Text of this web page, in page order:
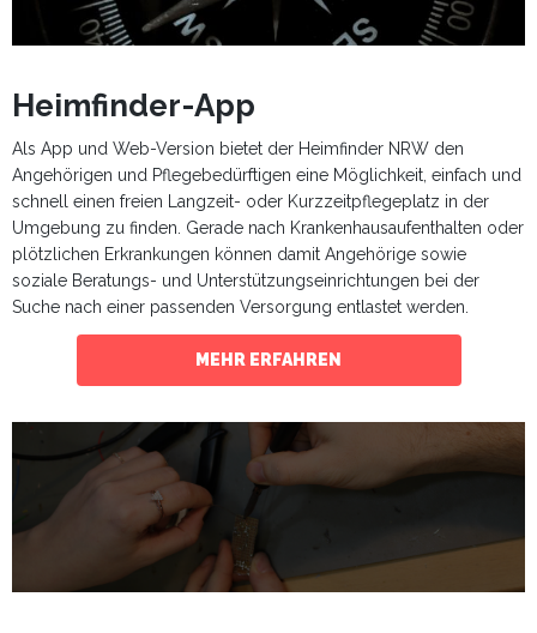
Heimfinder-App
Als App und Web-Version bietet der Heimfinder NRW den
Angehörigen und Pflegebedürftigen eine Möglichkeit, einfach und
schnell einen freien Langzeit- oder Kurzzeitpflegeplatz in der
Umgebung zu finden. Gerade nach Krankenhausaufenthalten oder
plötzlichen Erkrankungen können damit Angehörige sowie
soziale Beratungs- und Unterstützungseinrichtungen bei der
Suche nach einer passenden Versorgung entlastet werden.
MEHR ERFAHREN